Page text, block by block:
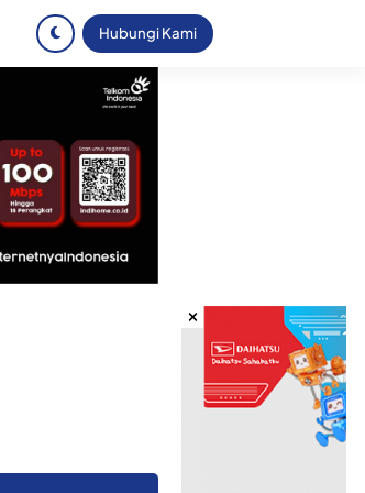
Hubungi Kami